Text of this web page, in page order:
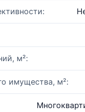
м²:
имущества, м²: